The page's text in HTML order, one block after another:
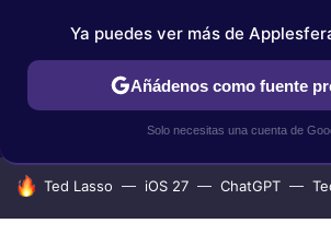
IPHONE TUTORIALES
HOY SE HABLA DE
Ted Lasso iOS 27 ChatGPT
Ya puedes ver más de
Añádenos como fuente
Solo necesitas una cuenta de